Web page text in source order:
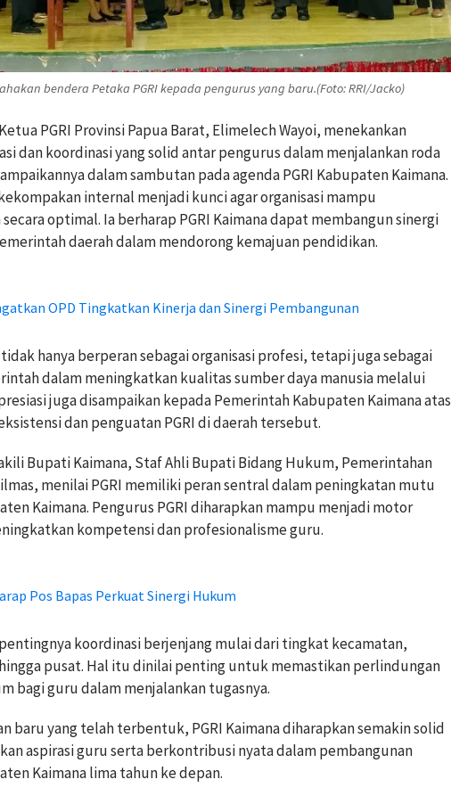
bendera Petaka PGRI kepada pengurus yang baru.(Foto: RRI/Jacko)
PGRI Provinsi Papua Barat, Elimelech Wayoi, menekankan
dan koordinasi yang solid antar pengurus dalam menjalankan roda
dalam sambutan pada agenda PGRI Kabupaten Kaimana.
internal menjadi kunci agar organisasi mampu
optimal. Ia berharap PGRI Kaimana dapat membangun sinergi
daerah dalam mendorong kemajuan pendidikan.
OPD Tingkatkan Kinerja dan Sinergi Pembangunan
hanya berperan sebagai organisasi profesi, tetapi juga sebagai
dalam meningkatkan kualitas sumber daya manusia melalui
juga disampaikan kepada Pemerintah Kabupaten Kaimana atas
dan penguatan PGRI di daerah tersebut.
Bupati Kaimana, Staf Ahli Bupati Bidang Hukum, Pemerintahan
menilai PGRI memiliki peran sentral dalam peningkatan mutu
Kaimana. Pengurus PGRI diharapkan mampu menjadi motor
kompetensi dan profesionalisme guru.
Pos Bapas Perkuat Sinergi Hukum
koordinasi berjenjang mulai dari tingkat kecamatan,
pusat. Hal itu dinilai penting untuk memastikan perlindungan
bagi guru dalam menjalankan tugasnya.
baru yang telah terbentuk, PGRI Kaimana diharapkan semakin solid
aspirasi guru serta berkontribusi nyata dalam pembangunan
Kaimana lima tahun ke depan.